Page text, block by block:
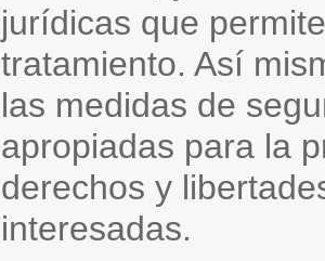
jurídicas que
tratamiento. Así
las medidas de
apropiadas para la
derechos y
interesadas.